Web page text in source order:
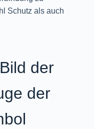
Schutz als auch
der
der